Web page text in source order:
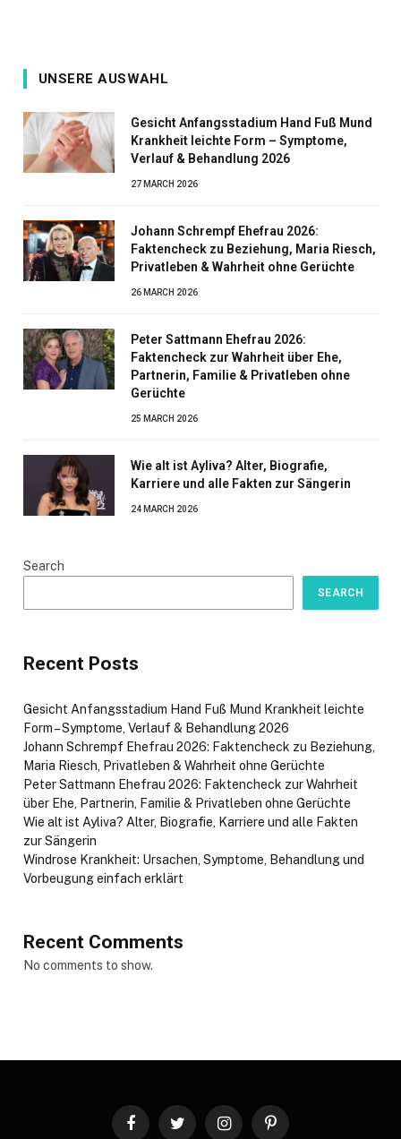
UNSERE AUSWAHL
Gesicht Anfangsstadium Hand Fuß Mund
Krankheit leichte Form – Symptome,
Verlauf & Behandlung 2026
27 MARCH 2026
Johann Schrempf Ehefrau 2026:
Faktencheck zu Beziehung, Maria Riesch,
Privatleben & Wahrheit ohne Gerüchte
26 MARCH 2026
Peter Sattmann Ehefrau 2026:
Faktencheck zur Wahrheit über Ehe,
Partnerin, Familie & Privatleben ohne
Gerüchte
25 MARCH 2026
Wie alt ist Ayliva? Alter, Biografie,
Karriere und alle Fakten zur Sängerin
24 MARCH 2026
Search
SEARCH
Recent Posts
Gesicht Anfangsstadium Hand Fuß Mund Krankheit leichte
Form – Symptome, Verlauf & Behandlung 2026
Johann Schrempf Ehefrau 2026: Faktencheck zu Beziehung,
Maria Riesch, Privatleben & Wahrheit ohne Gerüchte
Peter Sattmann Ehefrau 2026: Faktencheck zur Wahrheit
über Ehe, Partnerin, Familie & Privatleben ohne Gerüchte
Wie alt ist Ayliva? Alter, Biografie, Karriere und alle Fakten
zur Sängerin
Windrose Krankheit: Ursachen, Symptome, Behandlung und
Vorbeugung einfach erklärt
Recent Comments
No comments to show.
FacebookTwitter InstagramPinterest